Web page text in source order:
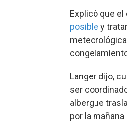
Explicó que
posible y
Langer dijo,
ser
albergue
por la